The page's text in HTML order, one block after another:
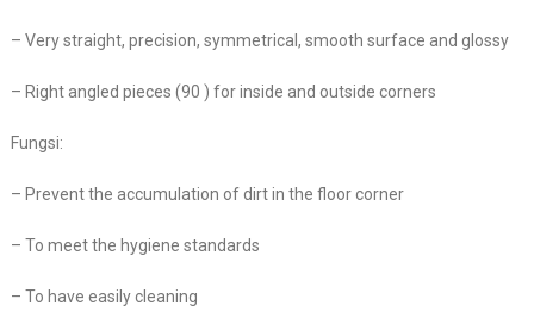
– Very straight, precision, symmetrical, smooth surface and glossy
– Right angled pieces (90 ) for inside and outside corners
Fungsi:
– Prevent the accumulation of dirt in the floor corner
– To meet the hygiene standards
– To have easily cleaning